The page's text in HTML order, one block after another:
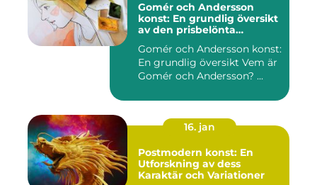
Gomér och Andersson
konst: En grundlig översikt
av den prisbelönta
Gomér och Andersson konst:
En grundlig översikt Vem är
Gomér och Andersson? ...
16. jan
Postmodern konst: En
Utforskning av dess
Karaktär och Variationer